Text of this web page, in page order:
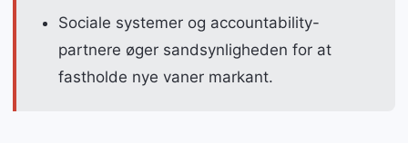
Sociale systemer og accountability-
partnere øger sandsynligheden for at
fastholde nye vaner markant.